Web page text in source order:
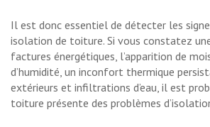
Il est donc essentiel de détecter les
isolation de toiture. Si vous constatez
factures énergétiques, l’apparition de
d’humidité, un inconfort thermique
extérieurs et infiltrations d’eau, il est
toiture présente des problèmes